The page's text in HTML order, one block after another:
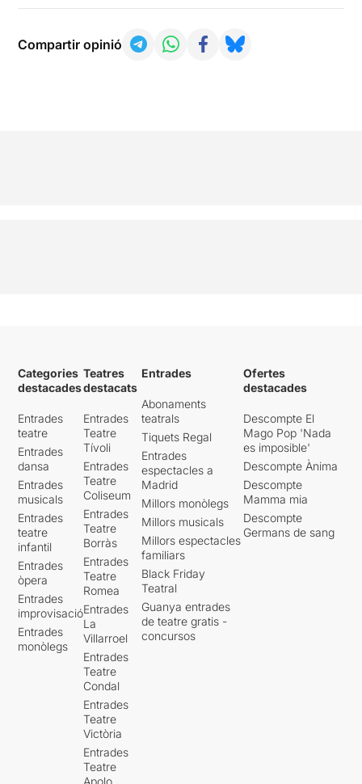
Compartir opinió
Categories
destacades
Entrades
teatre
Entrades
dansa
Entrades
musicals
Entrades
teatre
infantil
Entrades
òpera
Entrades
improvisació
Entrades
monòlegs
Teatres
destacats
Entrades
Teatre
Tívoli
Entrades
Teatre
Coliseum
Entrades
Teatre
Borràs
Entrades
Teatre
Romea
Entrades
La
Villarroel
Entrades
Teatre
Condal
Entrades
Teatre
Victòria
Entrades
Teatre
Apolo
Entrades
Abonaments
teatrals
Tiquets Regal
Entrades
espectacles a
Madrid
Millors monòlegs
Millors musicals
Millors espectacles
familiars
Black Friday
Teatral
Guanya entrades
de teatre gratis -
concursos
Ofertes
destacades
Descompte El
Mago Pop 'Nada
es imposible'
Descompte Ànima
Descompte
Mamma mia
Descompte
Germans de sang